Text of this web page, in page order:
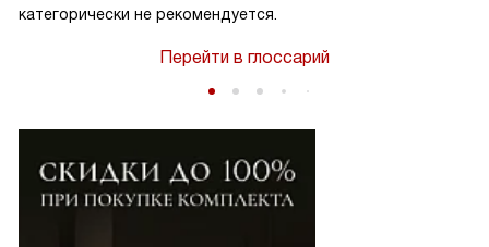
категорически не рекомендуется.
Перейти в глоссарий